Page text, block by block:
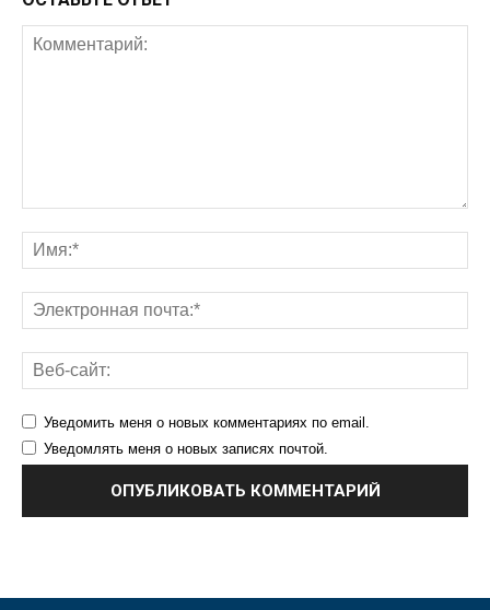
Уведомить меня о новых комментариях по email.
Уведомлять меня о новых записях почтой.